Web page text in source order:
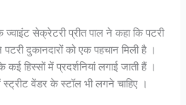
सेक्रेटरी प्रीत पाल ने कहा कि पटरी
दुकानदारों को एक पहचान मिली है ।
कई हिस्सों में प्रदर्शनियां लगाई जाती हैं ।
स्ट्रीट वेंडर के स्टॉल भी लगने चाहिए ।